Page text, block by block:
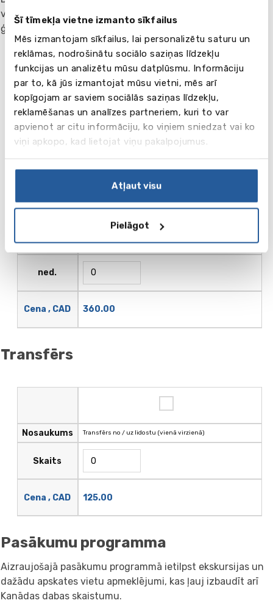
Šī tīmekļa vietne izmanto sīkfailus
Mēs izmantojam sīkfailus, lai personalizētu saturu un
reklāmas, nodrošinātu sociālo saziņas līdzekļu
funkcijas un analizētu mūsu datplūsmu. Informāciju
par to, kā jūs izmantojat mūsu vietni, mēs arī
kopīgojam ar saviem sociālās saziņas līdzekļu,
reklamēšanas un analīzes partneriem, kuri to var
apvienot ar citu informāciju, ko viņiem sniedzat vai ko
viņi apkopo, kad lietojat viņu pakalpojumus.
Atļaut visu
Pielāgot
valodas prasemes, bet arī iepazīties ar tipiskas kanādiešu
ģimenes paražām un tradīcijām.
Nosaukums
ned.
Dzīvošana ģimenē (SGL, FB)
Nosaukums
ned.
Cena , CAD
Dzīvošana ģimenē (SGL,HB)
360.00
Transfērs
Nosaukums
Skaits
Cena , CAD
Transfērs no / uz lidostu (vienā virzienā)
125.00
Pasākumu programma
Aizraujošajā pasākumu programmā ietilpst ekskursijas un
dažādu apskates vietu apmeklējumi, kas ļauj izbaudīt arī
Kanādas dabas skaistumu.